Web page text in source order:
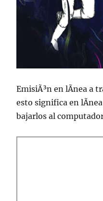
EmisiÃ³n en lÃ­nea a
esto significa en
bajarlos al